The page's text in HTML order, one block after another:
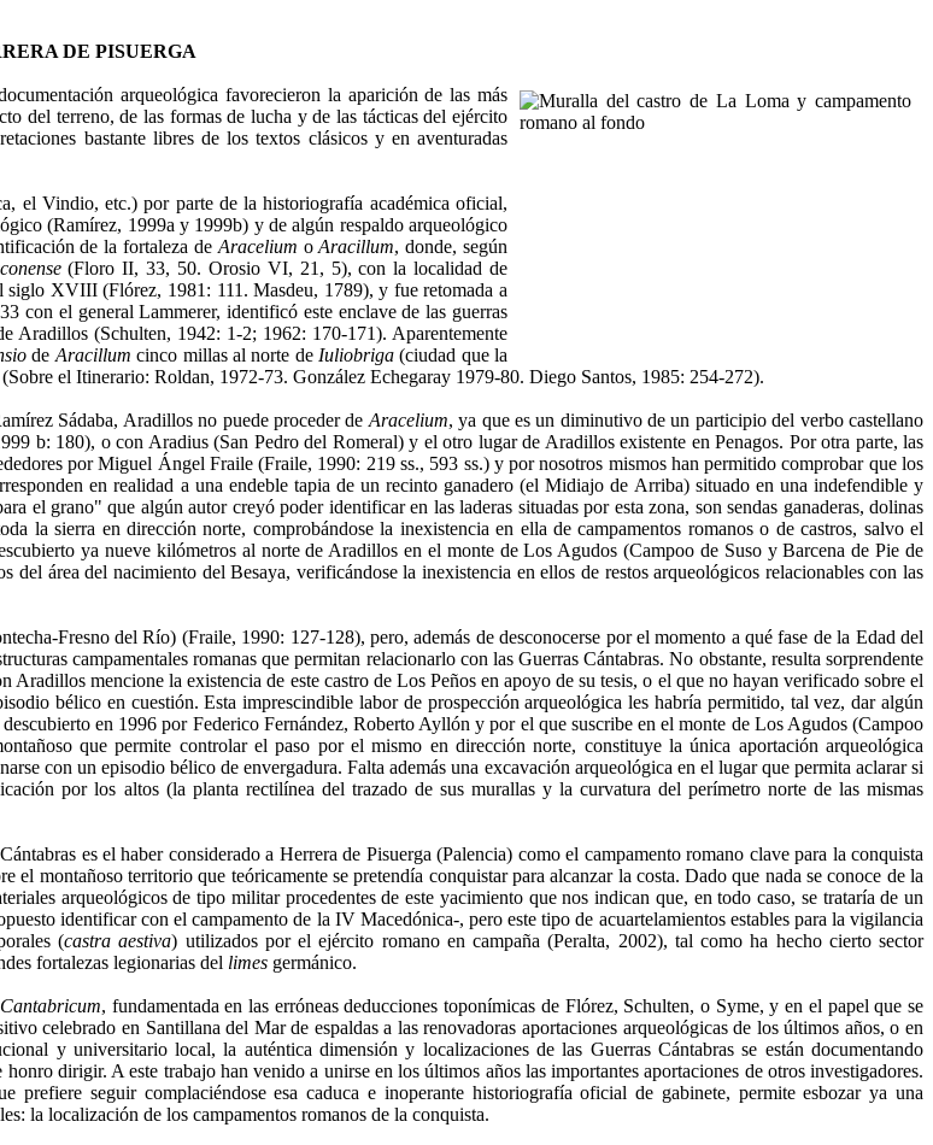
DE PISUERGA
arqueológica favorecieron la aparición de las más
del terreno, de las formas de lucha y de las tácticas del ejército
bastante libres de los textos clásicos y en aventuradas
el Vindio, etc.) por parte de la historiografía académica oficial,
(Ramírez, 1999a y 1999b) y de algún respaldo arqueológico
de la fortaleza de Aracelium oAracillum, donde, según
(Floro II, 33, 50. Orosio VI, 21, 5), con la localidad de
XVIII (Flórez, 1981: 111. Masdeu, 1789), y fue retomada a
el general Lammerer, identificó este enclave de las guerras
Aradillos (Schulten, 1942: 1-2; 1962: 170-171). Aparentemente
de Aracillum cinco millas al norte de Iuliobriga(ciudad que la
el Itinerario: Roldan, 1972-73. González Echegaray 1979-80. Diego Santos, 1985: 254-272).
Sádaba, Aradillos no puede proceder de Aracelium, ya que es un diminutivo de un participio del verbo castellano
b: 180), o con Aradius (San Pedro del Romeral) y el otro lugar de Aradillos existente en Penagos. Por otra parte, las
por Miguel Ángel Fraile (Fraile, 1990: 219 ss., 593 ss.) y por nosotros mismos han permitido comprobar que los
en realidad a una endeble tapia de un recinto ganadero (el Midiajo de Arriba) situado en una indefendible y
el grano" que algún autor creyó poder identificar en las laderas situadas por esta zona, son sendas ganaderas, dolinas
la sierra en dirección norte, comprobándose la inexistencia en ella de campamentos romanos o de castros, salvo el
ya nueve kilómetros al norte de Aradillos en el monte de Los Agudos (Campoo de Suso y Barcena de Pie de
área del nacimiento del Besaya, verificándose la inexistencia en ellos de restos arqueológicos relacionables con las
Fresno del Río) (Fraile, 1990: 127-128), pero, además de desconocerse por el momento a qué fase de la Edad del
campamentales romanas que permitan relacionarlo con las Guerras Cántabras. No obstante, resulta sorprendente
Aradillos mencione la existencia de este castro de Los Peños en apoyo de su tesis, o el que no hayan verificado sobre el
bélico en cuestión. Esta imprescindible labor de prospección arqueológica les habría permitido, tal vez, dar algún
en 1996 por Federico Fernández, Roberto Ayllón y por el que suscribe en el monte de Los Agudos (Campoo
que permite controlar el paso por el mismo en dirección norte, constituye la única aportación arqueológica
con un episodio bélico de envergadura. Falta además una excavación arqueológica en el lugar que permita aclarar si
por los altos (la planta rectilínea del trazado de sus murallas y la curvatura del perímetro norte de las mismas
es el haber considerado a Herrera de Pisuerga (Palencia) como el campamento romano clave para la conquista
montañoso territorio que teóricamente se pretendía conquistar para alcanzar la costa. Dado que nada se conoce de la
arqueológicos de tipo militar procedentes de este yacimiento que nos indican que, en todo caso, se trataría de un
identificar con el campamento de la IV Macedónica-, pero este tipo de acuartelamientos estables para la vigilancia
(castra aestiva) utilizados por el ejército romano en campaña (Peralta, 2002), tal como ha hecho cierto sector
fortalezas legionarias del limes germánico.
, fundamentada en las erróneas deducciones toponímicas de Flórez, Schulten, o Syme, y en el papel que se
celebrado en Santillana del Mar de espaldas a las renovadoras aportaciones arqueológicas de los últimos años, o en
y universitario local, la auténtica dimensión y localizaciones de las Guerras Cántabras se están documentando
dirigir. A este trabajo han venido a unirse en los últimos años las importantes aportaciones de otros investigadores.
seguir complaciéndose esa caduca e inoperante historiografía oficial de gabinete, permite esbozar ya una
la localización de los campamentos romanos de la conquista.